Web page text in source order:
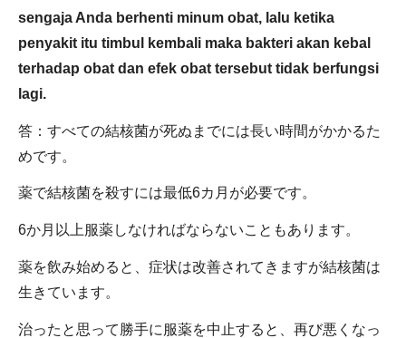
sengaja Anda berhenti minum obat, lalu ketika
penyakit itu timbul kembali maka bakteri akan kebal
terhadap obat dan efek obat tersebut tidak berfungsi
lagi.
答：すべての結核菌が死ぬまでには長い時間がかかるた
めです。
薬で結核菌を殺すには最低6カ月が必要です。
6か月以上服薬しなければならないこともあります。
薬を飲み始めると、症状は改善されてきますが結核菌は
生きています。
治ったと思って勝手に服薬を中止すると、再び悪くなっ